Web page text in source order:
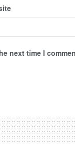
next time I